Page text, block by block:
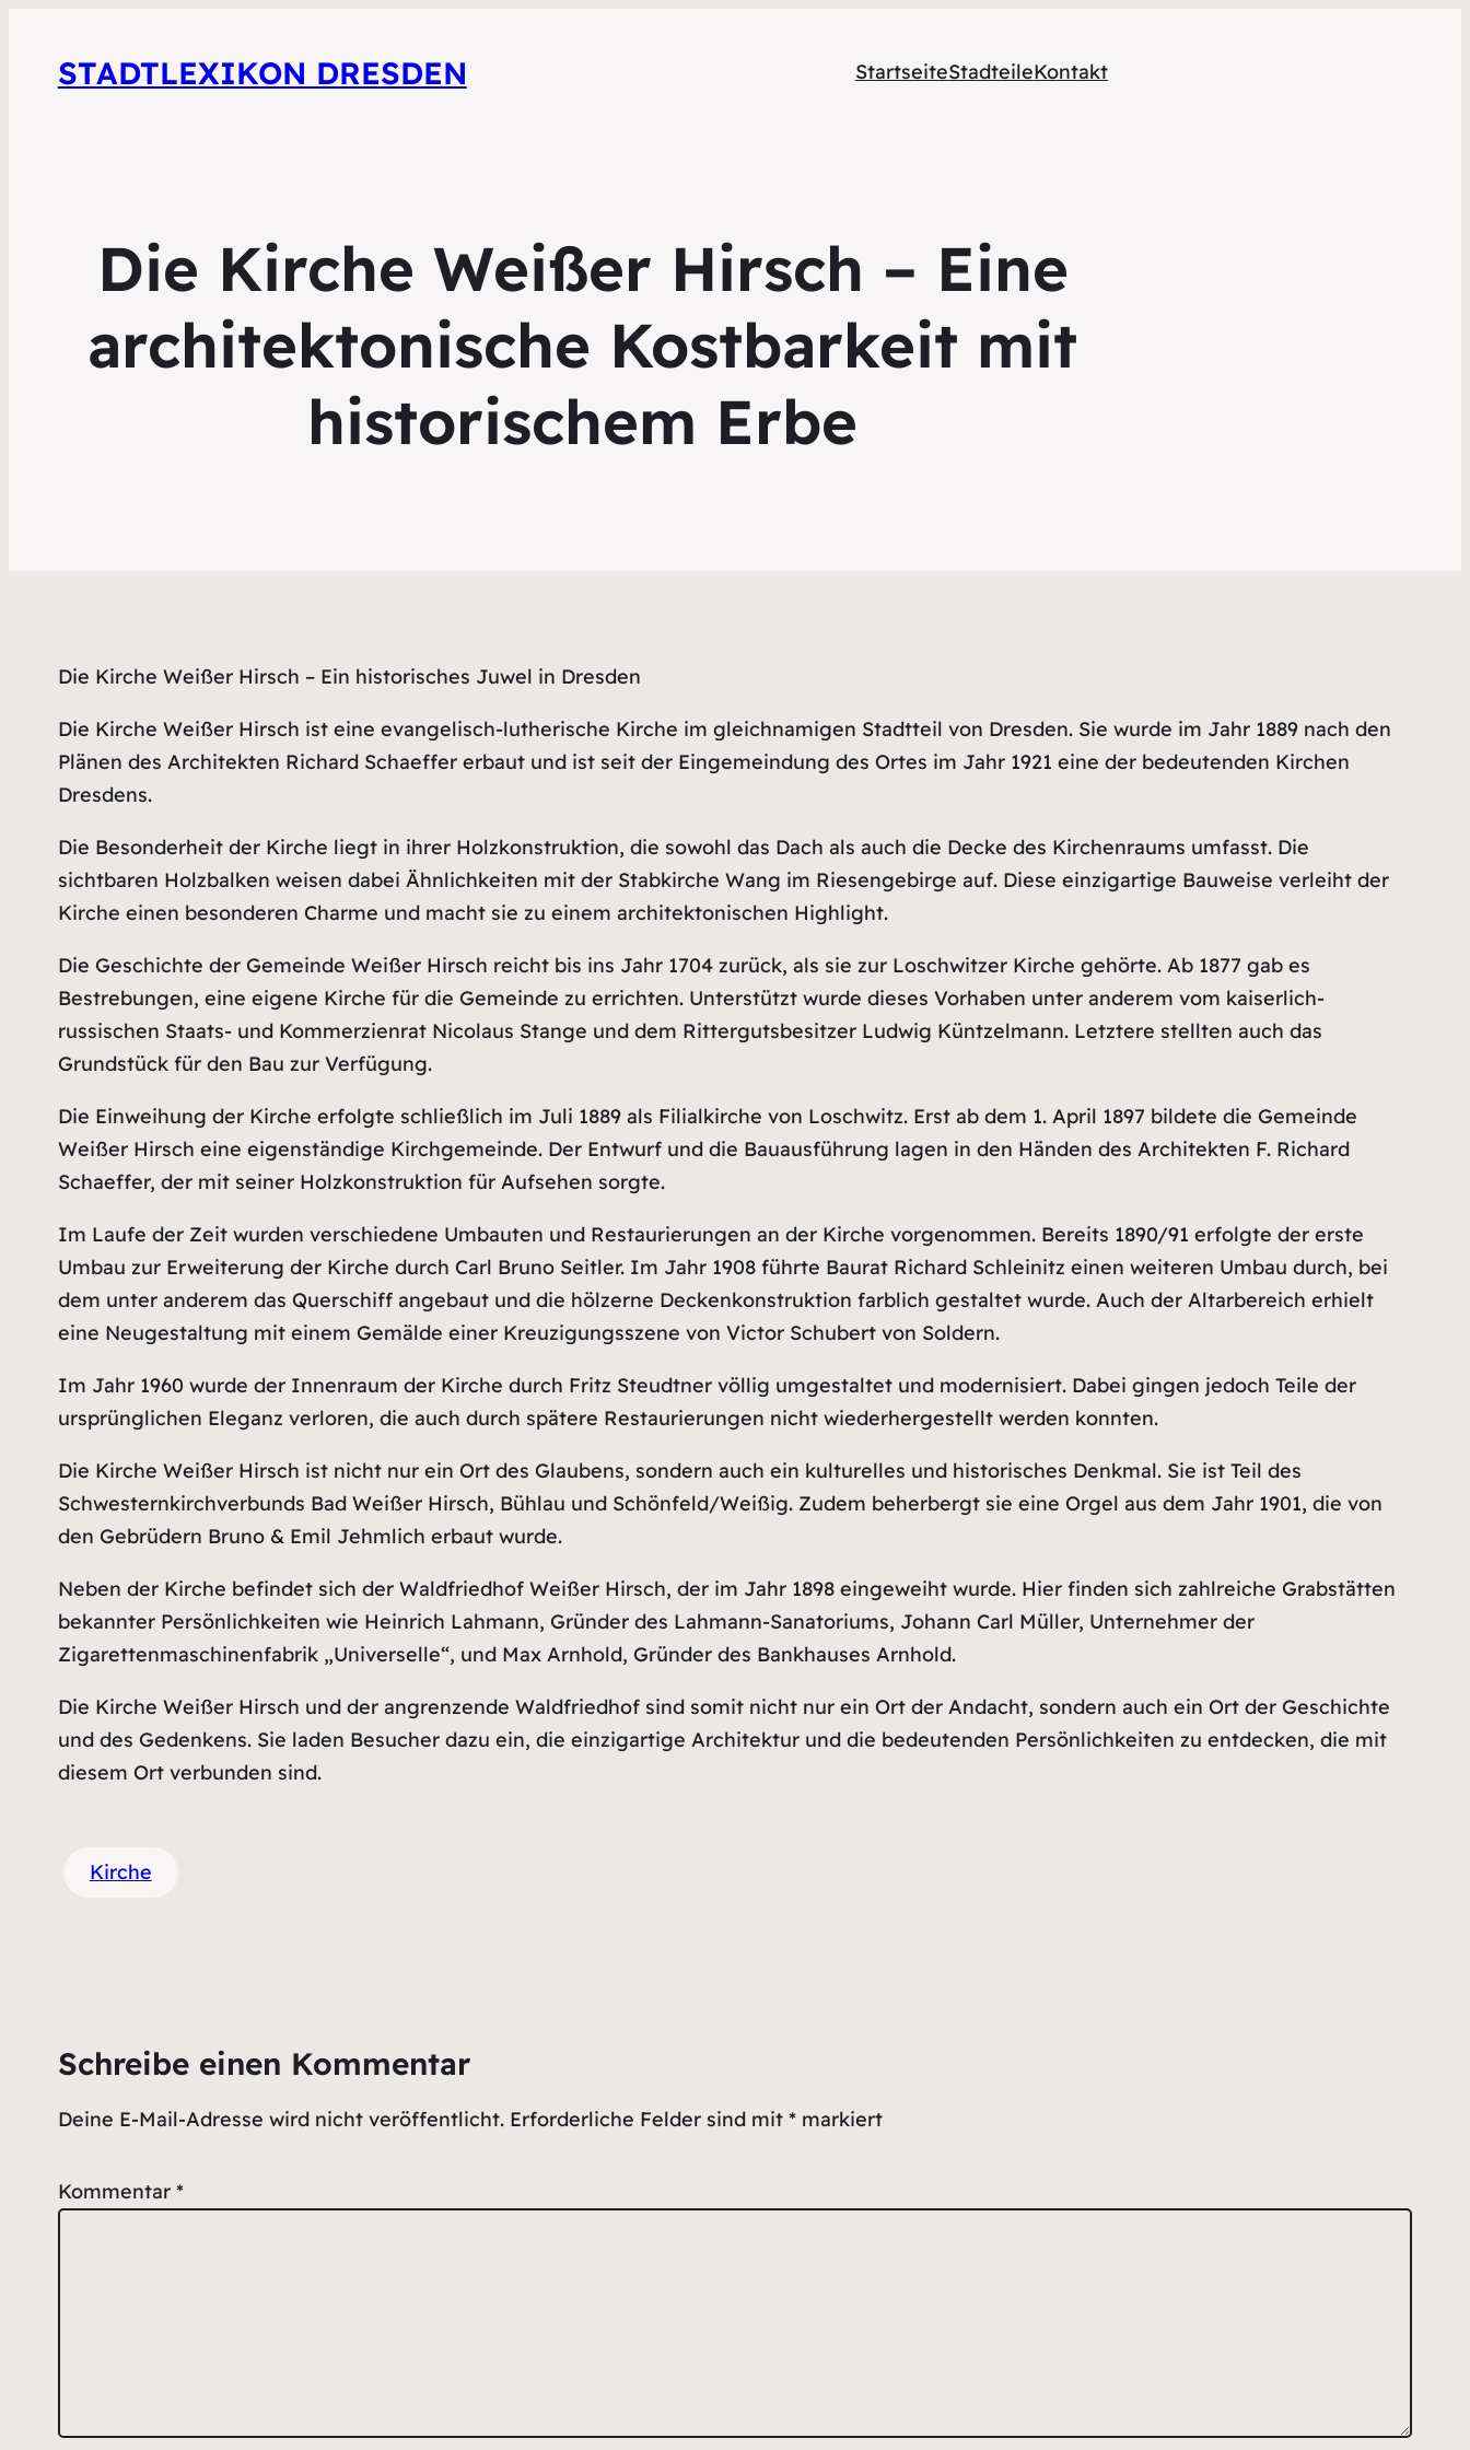
STADTLEXIKON DRESDEN StartseiteStadteileKontakt
Die Kirche Weißer Hirsch – Eine
architektonische Kostbarkeit mit
historischem Erbe
Die Kirche Weißer Hirsch – Ein historisches Juwel in Dresden
Die Kirche Weißer Hirsch ist eine evangelisch-lutherische Kirche im gleichnamigen Stadtteil von Dresden. Sie wurde im Jahr 1889 nach den
Plänen des Architekten Richard Schaeffer erbaut und ist seit der Eingemeindung des Ortes im Jahr 1921 eine der bedeutenden Kirchen
Dresdens.
Die Besonderheit der Kirche liegt in ihrer Holzkonstruktion, die sowohl das Dach als auch die Decke des Kirchenraums umfasst. Die
sichtbaren Holzbalken weisen dabei Ähnlichkeiten mit der Stabkirche Wang im Riesengebirge auf. Diese einzigartige Bauweise verleiht der
Kirche einen besonderen Charme und macht sie zu einem architektonischen Highlight.
Die Geschichte der Gemeinde Weißer Hirsch reicht bis ins Jahr 1704 zurück, als sie zur Loschwitzer Kirche gehörte. Ab 1877 gab es
Bestrebungen, eine eigene Kirche für die Gemeinde zu errichten. Unterstützt wurde dieses Vorhaben unter anderem vom kaiserlich-
russischen Staats- und Kommerzienrat Nicolaus Stange und dem Rittergutsbesitzer Ludwig Küntzelmann. Letztere stellten auch das
Grundstück für den Bau zur Verfügung.
Die Einweihung der Kirche erfolgte schließlich im Juli 1889 als Filialkirche von Loschwitz. Erst ab dem 1. April 1897 bildete die Gemeinde
Weißer Hirsch eine eigenständige Kirchgemeinde. Der Entwurf und die Bauausführung lagen in den Händen des Architekten F. Richard
Schaeffer, der mit seiner Holzkonstruktion für Aufsehen sorgte.
Im Laufe der Zeit wurden verschiedene Umbauten und Restaurierungen an der Kirche vorgenommen. Bereits 1890/91 erfolgte der erste
Umbau zur Erweiterung der Kirche durch Carl Bruno Seitler. Im Jahr 1908 führte Baurat Richard Schleinitz einen weiteren Umbau durch, bei
dem unter anderem das Querschiff angebaut und die hölzerne Deckenkonstruktion farblich gestaltet wurde. Auch der Altarbereich erhielt
eine Neugestaltung mit einem Gemälde einer Kreuzigungsszene von Victor Schubert von Soldern.
Im Jahr 1960 wurde der Innenraum der Kirche durch Fritz Steudtner völlig umgestaltet und modernisiert. Dabei gingen jedoch Teile der
ursprünglichen Eleganz verloren, die auch durch spätere Restaurierungen nicht wiederhergestellt werden konnten.
Die Kirche Weißer Hirsch ist nicht nur ein Ort des Glaubens, sondern auch ein kulturelles und historisches Denkmal. Sie ist Teil des
Schwesternkirchverbunds Bad Weißer Hirsch, Bühlau und Schönfeld/Weißig. Zudem beherbergt sie eine Orgel aus dem Jahr 1901, die von
den Gebrüdern Bruno & Emil Jehmlich erbaut wurde.
Neben der Kirche befindet sich der Waldfriedhof Weißer Hirsch, der im Jahr 1898 eingeweiht wurde. Hier finden sich zahlreiche Grabstätten
bekannter Persönlichkeiten wie Heinrich Lahmann, Gründer des Lahmann-Sanatoriums, Johann Carl Müller, Unternehmer der
Zigarettenmaschinenfabrik „Universelle“, und Max Arnhold, Gründer des Bankhauses Arnhold.
Die Kirche Weißer Hirsch und der angrenzende Waldfriedhof sind somit nicht nur ein Ort der Andacht, sondern auch ein Ort der Geschichte
und des Gedenkens. Sie laden Besucher dazu ein, die einzigartige Architektur und die bedeutenden Persönlichkeiten zu entdecken, die mit
diesem Ort verbunden sind.
Kirche
Schreibe einen Kommentar
Deine E-Mail-Adresse wird nicht veröffentlicht. Erforderliche Felder sind mit *markiert
Kommentar *